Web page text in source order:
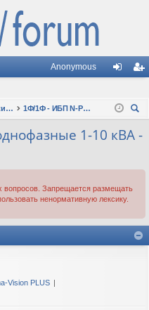
Anonymous
д ис
ия
ИБП - источники бесперебойного питания
1Ф/1Ф - ИБП N-POWER - однофазные 1-10 кВА - вопросы по моделям
ск
1-10 кВА -
вопросов. Запрещается размещать
ненормативную лексику.
Vision PLUS